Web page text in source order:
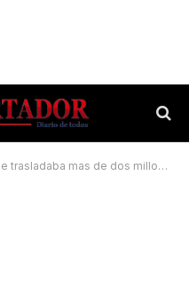
mas de dos millones de pesos